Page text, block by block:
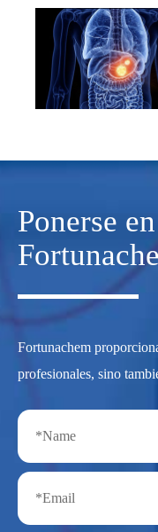
Ponerse
Fortunachem
profesionales, sino